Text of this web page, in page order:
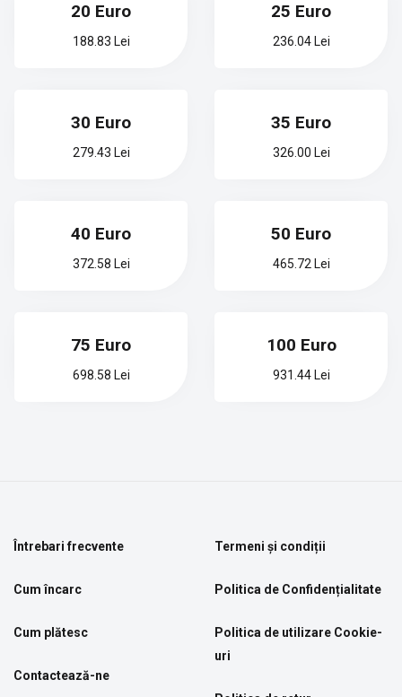
20 Euro
188.83 Lei
25 Euro
236.04 Lei
30 Euro
279.43 Lei
35 Euro
326.00 Lei
40 Euro
372.58 Lei
50 Euro
465.72 Lei
75 Euro
698.58 Lei
100 Euro
931.44 Lei
Întrebari frecvente
Cum încarc
Cum plătesc
Contactează-ne
Termeni și condiții
Politica de Confidențialitate
Politica de utilizare Cookie-
uri